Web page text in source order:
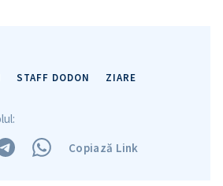
Despre ZdG
STAFF DODON ZIARE
Copiază Link